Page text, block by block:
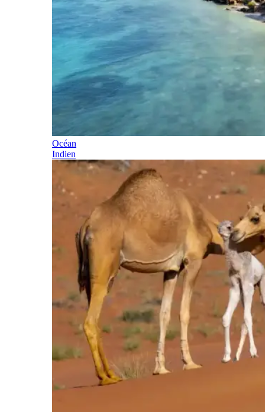
Océan
Indien